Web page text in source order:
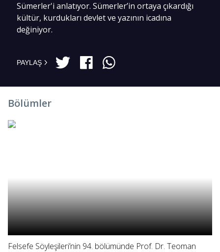
Sümerler'i anlatıyor. Sümerler’in ortaya çıkardığı
kültür, kurdukları devlet ve yazının icadına
değiniyor.
PAYLAŞ
Bölümler
Felsefe Söyleşileri’nin 94. bölümünde Prof. Dr. Teoman